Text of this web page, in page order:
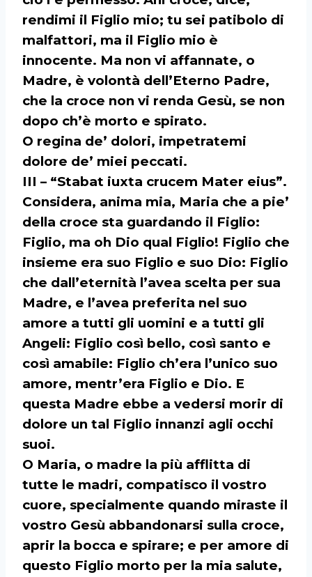
rendimi il Figlio mio; tu sei patibolo di
malfattori, ma il Figlio mio è
innocente. Ma non vi affannate, o
Madre, è volontà dell’Eterno Padre,
che la croce non vi renda Gesù, se non
dopo ch’è morto e spirato.
O regina de’ dolori, impetratemi
dolore de’ miei peccati.
III – “Stabat iuxta crucem Mater eius”.
Considera, anima mia, Maria che a pie’
della croce sta guardando il Figlio:
Figlio, ma oh Dio qual Figlio! Figlio che
insieme era suo Figlio e suo Dio: Figlio
che dall’eternità l’avea scelta per sua
Madre, e l’avea preferita nel suo
amore a tutti gli uomini e a tutti gli
Angeli: Figlio così bello, così santo e
così amabile: Figlio ch’era l’unico suo
amore, mentr’era Figlio e Dio. E
questa Madre ebbe a vedersi morir di
dolore un tal Figlio innanzi agli occhi
suoi.
O Maria, o madre la più afflitta di
tutte le madri, compatisco il vostro
cuore, specialmente quando miraste il
vostro Gesù abbandonarsi sulla croce,
aprir la bocca e spirare; e per amore di
questo Figlio morto per la mia salute,